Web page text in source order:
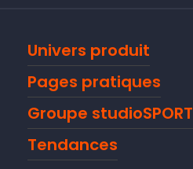
Univers produit
Pages pratiques
Groupe studioSPORT
Tendances